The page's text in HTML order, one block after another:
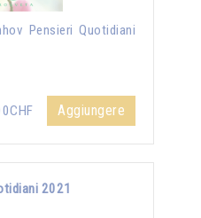
Pensieri Quotidiani
Aggiungere
2021